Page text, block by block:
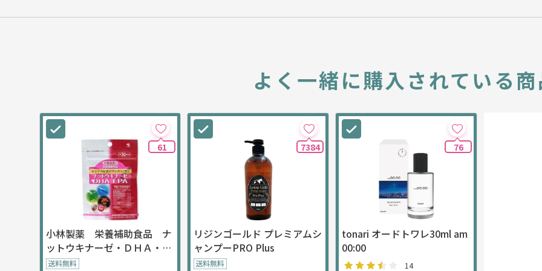
よく一緒に購入されている商
61
小林製薬 栄養補助食品 ナ
ットウキナーゼ・ＤＨＡ・Ｅ
ＰＡ 30粒 約30日分
7384
リジンゴールド プレミアムシ
ャンプーPRO Plus
76
tonari オードトワレ30ml am
00:00
14